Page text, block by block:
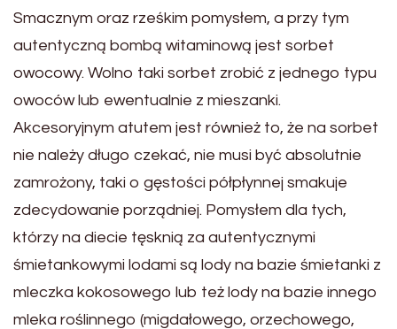
Smacznym oraz rześkim pomysłem, a przy tym
autentyczną bombą witaminową jest sorbet
owocowy. Wolno taki sorbet zrobić z jednego typu
owoców lub ewentualnie z mieszanki.
Akcesoryjnym atutem jest również to, że na sorbet
nie należy długo czekać, nie musi być absolutnie
zamrożony, taki o gęstości półpłynnej smakuje
zdecydowanie porządniej. Pomysłem dla tych,
którzy na diecie tęsknią za autentycznymi
śmietankowymi lodami są lody na bazie śmietanki z
mleczka kokosowego lub też lody na bazie innego
mleka roślinnego (migdałowego, orzechowego,